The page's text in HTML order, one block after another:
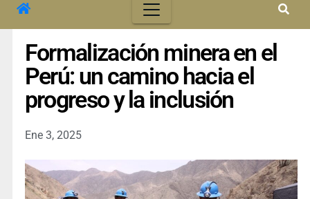
Formalización minera en el
Perú: un camino hacia el
progreso y la inclusión
Ene 3, 2025